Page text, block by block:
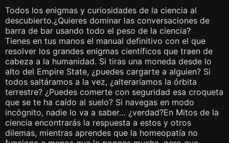
Todos los enigmas y curiosidades de la ciencia al
descubierto.¿Quieres dominar las conversaciones de
barra de bar usando todo el peso de la ciencia?
Tienes en tus manos el manual definitivo con el que
resolver los grandes enigmas científicos que traen de
cabeza a la humanidad. Si tiras una moneda desde lo
alto del Empire State, ¿puedes cargarte a alguien? Si
todos saltáramos a la vez, ¿alteraríamos la órbita
terrestre? ¿Puedes comerte con seguridad esa croqueta
que se te ha caído al suelo? Si navegas en modo
incógnito, nadie lo va a saber… ¿verdad?En Mitos de la
ciencia encontrarás la respuesta a estos y otros
dilemas, mientras aprendes que la homeopatía no